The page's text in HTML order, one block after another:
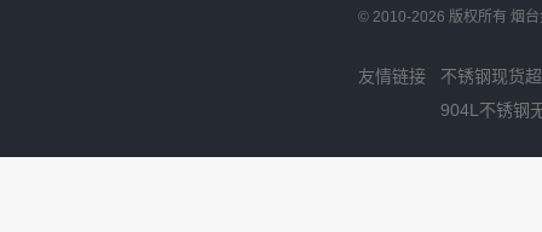
© 2010-2026 版权所有 烟
友情链接
不锈钢现货
904L不锈钢